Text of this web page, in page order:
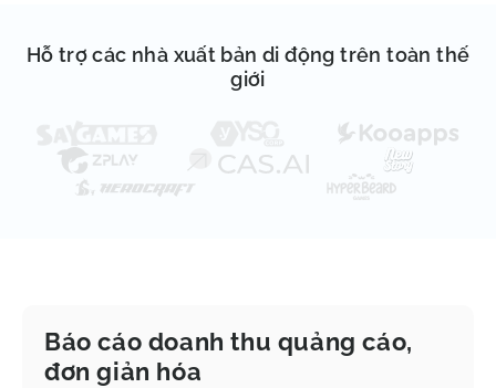
Hỗ trợ các nhà xuất bản di động trên toàn thế
giới
Báo cáo doanh thu quảng cáo,
đơn giản hóa